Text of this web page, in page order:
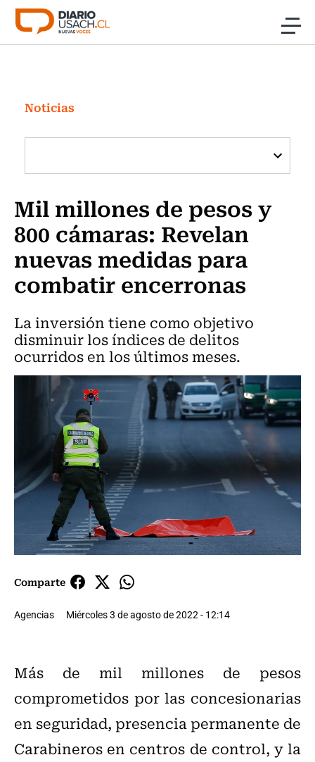
Click acá para ir directamente al contenido
Investigación
Cultura
Programas Radio y TV Usach
Noticias
Mil millones de pesos y
800 cámaras: Revelan
nuevas medidas para
combatir encerronas
La inversión tiene como objetivo
disminuir los índices de delitos
ocurridos en los últimos meses.
Comparte
Agencias Miércoles 3 de agosto de 2022 - 12:14
Más de mil millones de pesos
comprometidos por las concesionarias
en seguridad, presencia permanente de
Carabineros en centros de control, y la